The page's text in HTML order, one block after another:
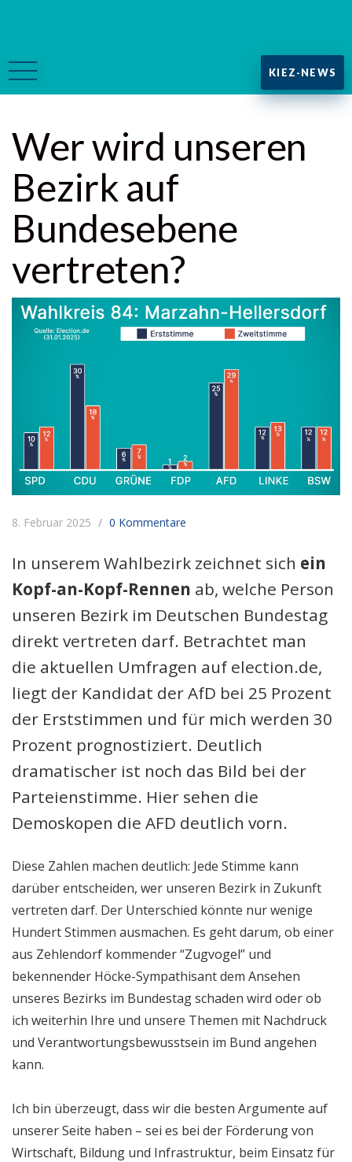
KIEZ-NEWS
Wer wird unseren
Bezirk auf
Bundesebene
vertreten?
8. Februar 2025 0 Kommentare
In unserem Wahlbezirk zeichnet sich ein
Kopf-an-Kopf-Rennen ab, welche Person
unseren Bezirk im Deutschen Bundestag
direkt vertreten darf. Betrachtet man
die aktuellen Umfragen auf election.de,
liegt der Kandidat der AfD bei 25 Prozent
der Erststimmen und für mich werden 30
Prozent prognostiziert. Deutlich
dramatischer ist noch das Bild bei der
Parteienstimme. Hier sehen die
Demoskopen die AFD deutlich vorn.
Diese Zahlen machen deutlich: Jede Stimme kann
darüber entscheiden, wer unseren Bezirk in Zukunft
vertreten darf. Der Unterschied könnte nur wenige
Hundert Stimmen ausmachen. Es geht darum, ob einer
aus Zehlendorf kommender “Zugvogel” und
bekennender Höcke-Sympathisant dem Ansehen
unseres Bezirks im Bundestag schaden wird oder ob
ich weiterhin Ihre und unsere Themen mit Nachdruck
und Verantwortungsbewusstsein im Bund angehen
kann.
Ich bin überzeugt, dass wir die besten Argumente auf
unserer Seite haben – sei es bei der Förderung von
Wirtschaft, Bildung und Infrastruktur, beim Einsatz für